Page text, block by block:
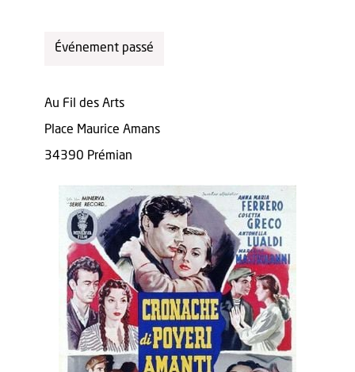
Événement passé
Au Fil des Arts
Place Maurice Amans
34390 Prémian